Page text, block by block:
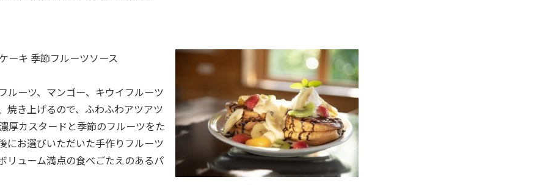
ーキ 季節フルーツソース
ルーツ、マンゴー、キウイフルーツ
焼き上げるので、ふわふわアツアツ
厚カスタードと季節のフルーツをた
にお選びいただいた手作りフルーツ
リューム満点の食べごたえのあるパ